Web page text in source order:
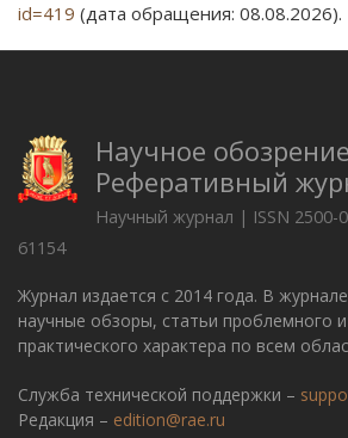
id=419 (дата обращения: 08.08.2026).
Научное
Реферативный
Научный журнал | ISSN
61154
Журнал издается с 2014 года. В
научные обзоры, статьи проблемного
практического характера по всем
Служба технической поддержки –
Редакция – edition@rae.ru